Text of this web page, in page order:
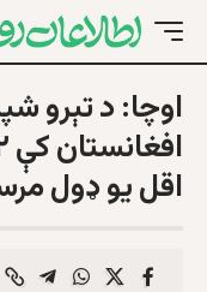
اوچا: د تېرو
اقل یو ډول